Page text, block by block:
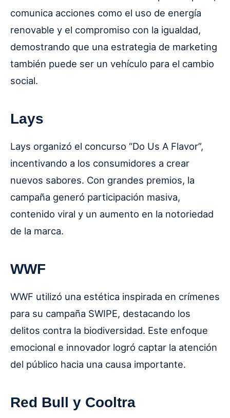
comunica acciones como el uso de energía
renovable y el compromiso con la igualdad,
demostrando que una estrategia de marketing
también puede ser un vehículo para el cambio
social.
Lays
Lays organizó el concurso “Do Us A Flavor”,
incentivando a los consumidores a crear
nuevos sabores. Con grandes premios, la
campaña generó participación masiva,
contenido viral y un aumento en la notoriedad
de la marca.
WWF
WWF utilizó una estética inspirada en crímenes
para su campaña SWIPE, destacando los
delitos contra la biodiversidad. Este enfoque
emocional e innovador logró captar la atención
del público hacia una causa importante.
Red Bull y Cooltra